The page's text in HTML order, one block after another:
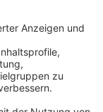
- wir